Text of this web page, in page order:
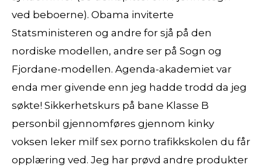
ved beboerne). Obama inviterte
Statsministeren og andre for sjå på den
nordiske modellen, andre ser på Sogn og
Fjordane-modellen. Agenda-akademiet var
enda mer givende enn jeg hadde trodd da jeg
søkte! Sikkerhetskurs på bane Klasse B
personbil gjennomføres gjennom kinky
voksen leker milf sex porno trafikkskolen du får
opplæring ved. Jeg har prøvd andre produkter